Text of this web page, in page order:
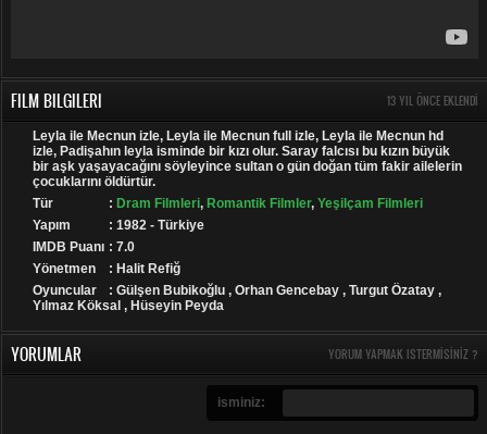
FILM BILGILERI 13 YIL ÖNCE EKLENDI
Leyla ile Mecnun izle, Leyla ile Mecnun full izle, Leyla ile Mecnun hd
izle, Padişahın leyla isminde bir kızı olur. Saray falcısı bu kızın büyük
bir aşk yaşayacağını söyleyince sultan o gün doğan tüm fakir ailelerin
çocuklarını öldürtür.
Tür
: Dram Filmleri, Romantik Filmler, Yeşilçam Filmleri
Yapım
: 1982 - Türkiye
IMDB Puanı : 7.0
Yönetmen
: Halit Refiğ
Oyuncular
: Gülşen Bubikoğlu , Orhan Gencebay , Turgut Özatay ,
Yılmaz Köksal , Hüseyin Peyda
YORUMLAR YORUM YAPMAK ISTERMISINIZ ?
isminiz: